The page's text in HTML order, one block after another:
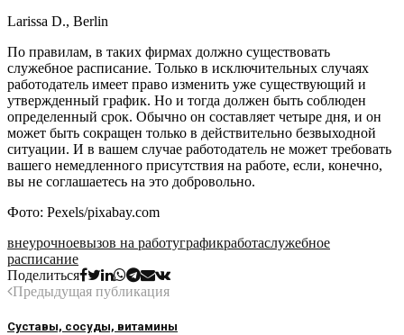
Larissa D., Berlin
По правилам, в таких фирмах должно существовать
служебное расписание. Только в исключительных случаях
работодатель имеет право изменить уже существующий и
утвержденный график. Но и тогда должен быть соблюден
определенный срок. Обычно он составляет четыре дня, и он
может быть сокращен только в действительно безвыходной
ситуации. И в вашем случае работодатель не может требовать
вашего немедленного присутствия на работе, если, конечно,
вы не соглашаетесь на это добровольно.
Фото: Pexels/pixabay.com
внеурочноевызов на работуграфикработаслужебное
расписание
Поделиться
Предыдущая публикация
Суставы, сосуды, витамины